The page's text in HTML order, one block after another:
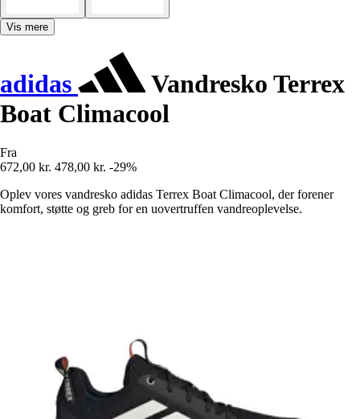
Vis mere
adidas
Vandresko Terrex
Boat Climacool
Fra
672,00 kr. 478,00 kr. -29%
Oplev vores vandresko adidas Terrex Boat Climacool, der forener
komfort, støtte og greb for en uovertruffen vandreoplevelse.